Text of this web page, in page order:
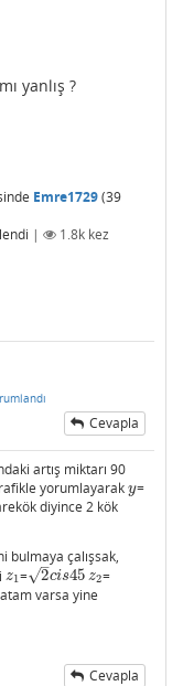
yanlış ?
Emre1729(39
| 1.8k kez
Cevapla
artış miktarı 90
yorumlayaraky
y=
diyince 2 kök
bulmaya çalışsak,
z1
z1= 2
–
√ cis45
2cis45 z2
z2=
varsa yine
Cevapla